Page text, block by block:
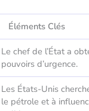
Éléments Clés
Le chef de l’État a
pouvoirs d’urgence.
Les États-Unis
le pétrole et à